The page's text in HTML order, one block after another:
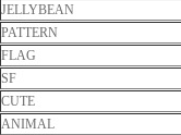
JELLYBEAN
PATTERN
FLAG
SF
CUTE
ANIMAL